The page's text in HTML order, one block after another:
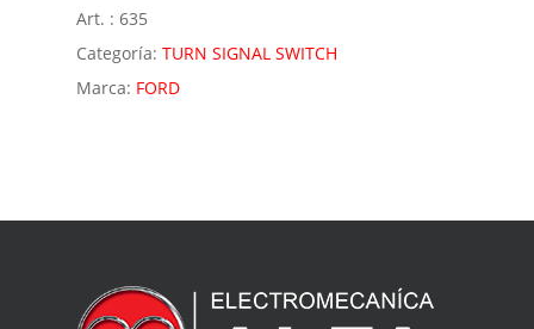
Art. : 635
Categoría: TURN SIGNAL SWITCH
Marca: FORD